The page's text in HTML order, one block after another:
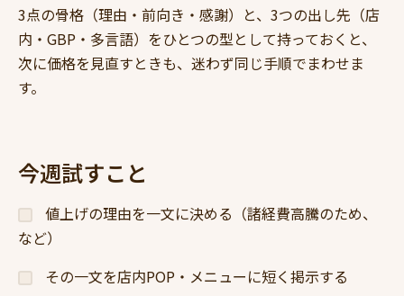
3点の骨格（理由・前向き・感謝）と、3つの出し先（店
内・GBP・多言語）をひとつの型として持っておくと、
次に価格を見直すときも、迷わず同じ手順でまわせま
す。
今週試すこと
値上げの理由を一文に決める（諸経費高騰のため、
など）
その一文を店内POP・メニューに短く掲示する